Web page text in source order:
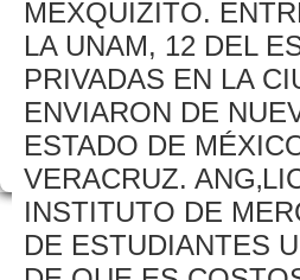
MEXQUIZITO.
LA UNAM, 12 DEL
PRIVADAS EN LA
ENVIARON DE
ESTADO DE
VERACRUZ.
INSTITUTO DE
DE ESTUDIANTES